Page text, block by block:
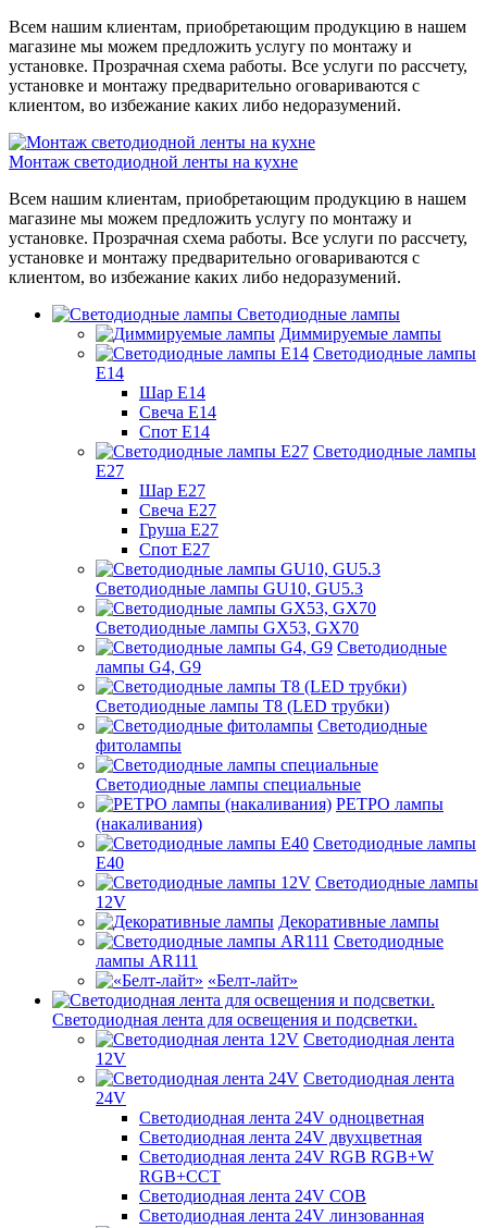
Всем нашим клиентам, приобретающим продукцию в нашем
магазине мы можем предложить услугу по монтажу и
установке. Прозрачная схема работы. Все услуги по рассчету,
установке и монтажу предварительно оговариваются с
клиентом, во избежание каких либо недоразумений.
Монтаж светодиодной ленты на кухне
Всем нашим клиентам, приобретающим продукцию в нашем
магазине мы можем предложить услугу по монтажу и
установке. Прозрачная схема работы. Все услуги по рассчету,
установке и монтажу предварительно оговариваются с
клиентом, во избежание каких либо недоразумений.
Светодиодные лампы
Диммируемые лампы
Светодиодные лампы
Е14
Шар Е14
Свеча Е14
Спот Е14
Светодиодные лампы
Е27
Шар Е27
Свеча Е27
Груша Е27
Спот Е27
Светодиодные лампы GU10, GU5.3
Светодиодные лампы GX53, GX70
Светодиодные
лампы G4, G9
Светодиодные лампы Т8 (LED трубки)
Светодиодные
фитолампы
Светодиодные лампы специальные
РЕТРО лампы
(накаливания)
Светодиодные лампы
E40
Светодиодные лампы
12V
Декоративные лампы
Светодиодные
лампы AR111
«Белт-лайт»
Светодиодная лента для освещения и подсветки.
Светодиодная лента
12V
Светодиодная лента
24V
Светодиодная лента 24V одноцветная
Светодиодная лента 24V двухцветная
Светодиодная лента 24V RGB RGB+W
RGB+CCT
Светодиодная лента 24V COB
Светодиодная лента 24V линзованная